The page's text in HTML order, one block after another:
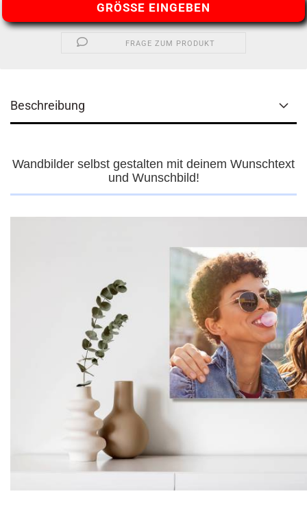
GRÖSSE EINGEBEN
FRAGE ZUM PRODUKT
Beschreibung
Wandbilder selbst gestalten mit deinem Wunschtext
und Wunschbild!